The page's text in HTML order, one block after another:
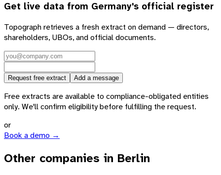
Get live data from Germany's official register
Topograph retrieves a fresh extract on demand — directors,
shareholders, UBOs, and official documents.
Request free extract Add a message
Free extracts are available to compliance-obligated entities
only. We'll confirm eligibility before fulfilling the request.
or
Book a demo →
Other companies in Berlin